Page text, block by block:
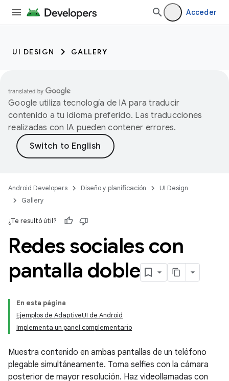
Acceder
UI DESIGN GALLERY
Google utiliza tecnología de IA para traducir
contenido a tu idioma preferido. Las traducciones
realizadas con IA pueden contener errores.
Android Developers Diseño y planificación
UI Design
Gallery
¿Te resultó útil?
Redes sociales con
pantalla doble
En esta página
Ejemplos de AdaptiveUI de Android
Implementa un panel complementario
Muestra contenido en ambas pantallas de un teléfono
plegable simultáneamente. Toma selfies con la cámara
posterior de mayor resolución. Haz videollamadas con